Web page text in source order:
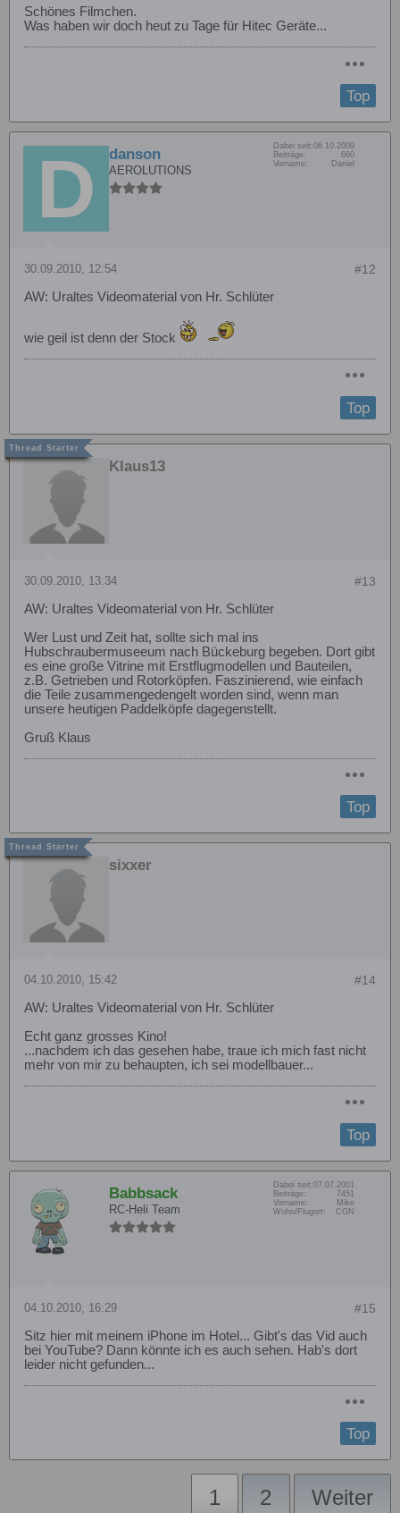
Schönes Filmchen.
Was haben wir doch heut zu Tage für Hitec Geräte...
Top
danson
AEROLUTIONS
Dabei seit:06.10.2009
Beiträge:
660
Vorname:
Daniel
#12
30.09.2010, 12:54
AW: Uraltes Videomaterial von Hr. Schlüter
wie geil ist denn der Stock
Top
Klaus13
#13
30.09.2010, 13:34
AW: Uraltes Videomaterial von Hr. Schlüter
Wer Lust und Zeit hat, sollte sich mal ins
Hubschraubermuseeum nach Bückeburg begeben. Dort gibt
es eine große Vitrine mit Erstflugmodellen und Bauteilen,
z.B. Getrieben und Rotorköpfen. Faszinierend, wie einfach
die Teile zusammengedengelt worden sind, wenn man
unsere heutigen Paddelköpfe dagegenstellt.
Gruß Klaus
Top
sixxer
#14
04.10.2010, 15:42
AW: Uraltes Videomaterial von Hr. Schlüter
Echt ganz grosses Kino!
...nachdem ich das gesehen habe, traue ich mich fast nicht
mehr von mir zu behaupten, ich sei modellbauer...
Top
Babbsack
RC-Heli Team
Dabei seit:07.07.2001
Beiträge:
7451
Vorname:
Mike
Wohn/Flugort:
CGN
#15
04.10.2010, 16:29
Sitz hier mit meinem iPhone im Hotel... Gibt's das Vid auch
bei YouTube? Dann könnte ich es auch sehen. Hab's dort
leider nicht gefunden...
Top
1 2 Weiter